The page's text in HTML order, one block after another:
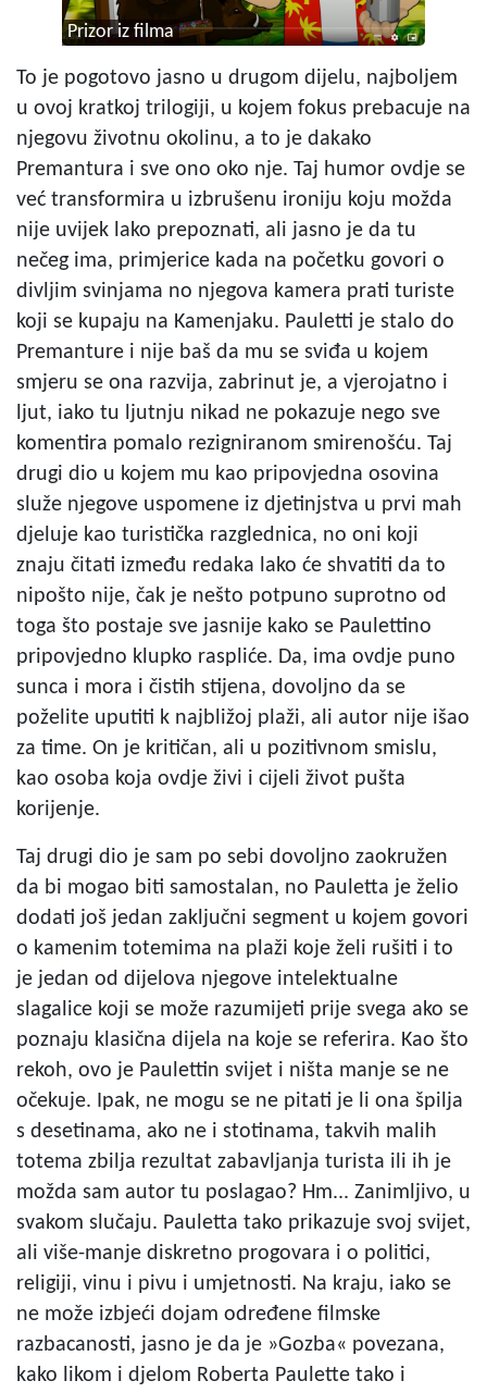
Prizor iz filma
To je pogotovo jasno u drugom dijelu, najboljem
u ovoj kratkoj trilogiji, u kojem fokus prebacuje na
njegovu životnu okolinu, a to je dakako
Premantura i sve ono oko nje. Taj humor ovdje se
već transformira u izbrušenu ironiju koju možda
nije uvijek lako prepoznati, ali jasno je da tu
nečeg ima, primjerice kada na početku govori o
divljim svinjama no njegova kamera prati turiste
koji se kupaju na Kamenjaku. Pauletti je stalo do
Premanture i nije baš da mu se sviđa u kojem
smjeru se ona razvija, zabrinut je, a vjerojatno i
ljut, iako tu ljutnju nikad ne pokazuje nego sve
komentira pomalo rezigniranom smirenošću. Taj
drugi dio u kojem mu kao pripovjedna osovina
služe njegove uspomene iz djetinjstva u prvi mah
djeluje kao turistička razglednica, no oni koji
znaju čitati između redaka lako će shvatiti da to
nipošto nije, čak je nešto potpuno suprotno od
toga što postaje sve jasnije kako se Paulettino
pripovjedno klupko raspliće. Da, ima ovdje puno
sunca i mora i čistih stijena, dovoljno da se
poželite uputiti k najbližoj plaži, ali autor nije išao
za time. On je kritičan, ali u pozitivnom smislu,
kao osoba koja ovdje živi i cijeli život pušta
korijenje.
Taj drugi dio je sam po sebi dovoljno zaokružen
da bi mogao biti samostalan, no Pauletta je želio
dodati još jedan zaključni segment u kojem govori
o kamenim totemima na plaži koje želi rušiti i to
je jedan od dijelova njegove intelektualne
slagalice koji se može razumijeti prije svega ako se
poznaju klasična dijela na koje se referira. Kao što
rekoh, ovo je Paulettin svijet i ništa manje se ne
očekuje. Ipak, ne mogu se ne pitati je li ona špilja
s desetinama, ako ne i stotinama, takvih malih
totema zbilja rezultat zabavljanja turista ili ih je
možda sam autor tu poslagao? Hm... Zanimljivo, u
svakom slučaju. Pauletta tako prikazuje svoj svijet,
ali više-manje diskretno progovara i o politici,
religiji, vinu i pivu i umjetnosti. Na kraju, iako se
ne može izbjeći dojam određene filmske
razbacanosti, jasno je da je »Gozba« povezana,
kako likom i djelom Roberta Paulette tako i